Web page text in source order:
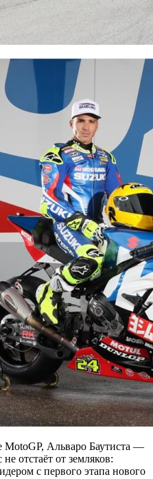
Альваро Баутиста —
отстаёт от земляков:
с первого этапа нового